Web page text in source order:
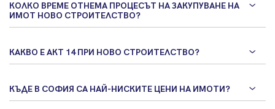
КОЛКО ВРЕМЕ ОТНЕМА ПРОЦЕСЪТ НА ЗАКУПУВАНЕ НА
ИМОТ НОВО СТРОИТЕЛСТВО?
КАКВО Е АКТ 14 ПРИ НОВО СТРОИТЕЛСТВО?
КЪДЕ В СОФИЯ СА НАЙ-НИСКИТЕ ЦЕНИ НА ИМОТИ?